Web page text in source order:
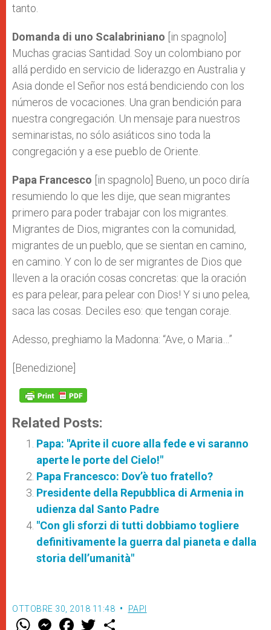
tanto.
Domanda di uno Scalabriniano [in spagnolo]
Muchas gracias Santidad. Soy un colombiano por
allá perdido en servicio de liderazgo en Australia y
Asia donde el Señor nos está bendiciendo con los
números de vocaciones. Una gran bendición para
nuestra congregación. Un mensaje para nuestros
seminaristas, no sólo asiáticos sino toda la
congregación y a ese pueblo de Oriente.
Papa Francesco [in spagnolo] Bueno, un poco diría
resumiendo lo que les dije, que sean migrantes
primero para poder trabajar con los migrantes.
Migrantes de Dios, migrantes con la comunidad,
migrantes de un pueblo, que se sientan en camino,
en camino. Y con lo de ser migrantes de Dios que
lleven a la oración cosas concretas: que la oración
es para pelear, para pelear con Dios! Y si uno pelea,
saca las cosas. Deciles eso: que tengan coraje.
Adesso, preghiamo la Madonna: “Ave, o Maria…”
[Benedizione]
Related Posts:
Papa: "Aprite il cuore alla fede e vi saranno
aperte le porte del Cielo!"
Papa Francesco: Dov’è tuo fratello?
Presidente della Repubblica di Armenia in
udienza dal Santo Padre
"Con gli sforzi di tutti dobbiamo togliere
definitivamente la guerra dal pianeta e dalla
storia dell’umanità"
OTTOBRE 30, 2018 11:48 PAPI
W M F